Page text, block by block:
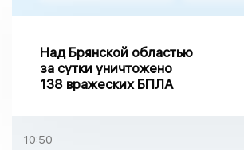
Над Брянской областью
за сутки уничтожено
138 вражеских БПЛА
10:50